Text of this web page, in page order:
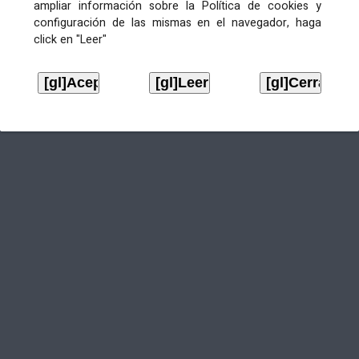
ampliar información sobre la Política de cookies y
configuración de las mismas en el navegador, haga
click en "Leer"